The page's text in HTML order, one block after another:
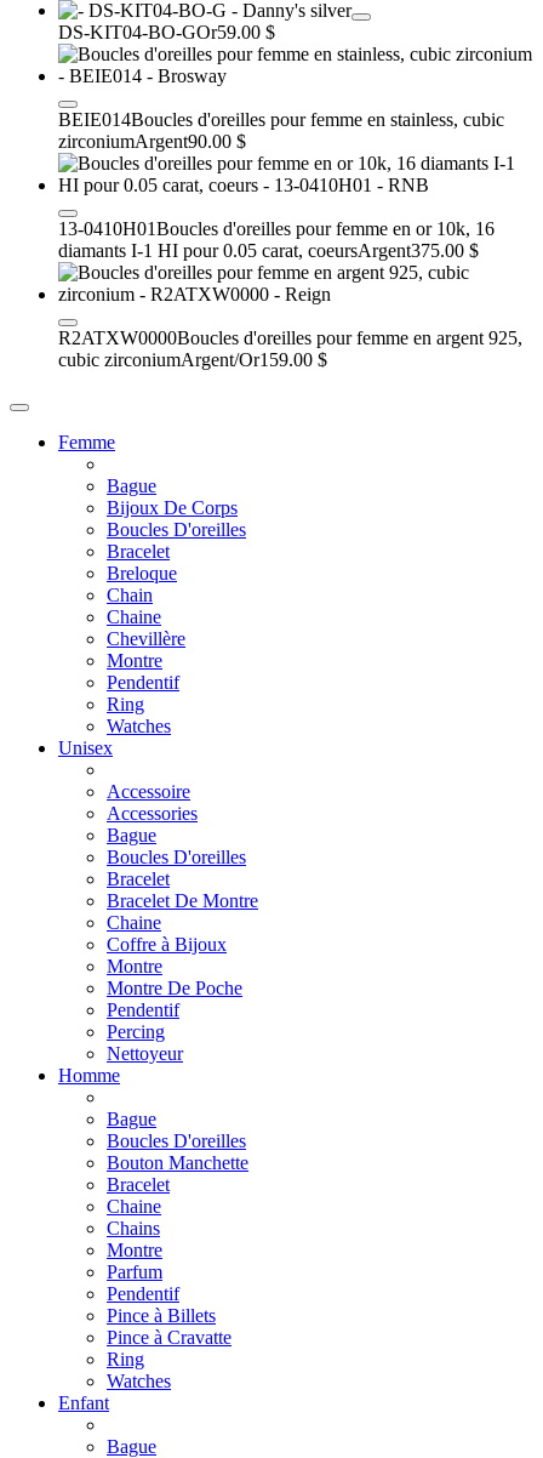
DS-KIT04-BO-GOr59.00 $
BEIE014Boucles d'oreilles pour femme en stainless, cubic
zirconiumArgent90.00 $
13-0410H01Boucles d'oreilles pour femme en or 10k, 16
diamants I-1 HI pour 0.05 carat, coeursArgent375.00 $
R2ATXW0000Boucles d'oreilles pour femme en argent 925,
cubic zirconiumArgent/Or159.00 $
Femme
Bague
Bijoux De Corps
Boucles D'oreilles
Bracelet
Breloque
Chain
Chaine
Chevillère
Montre
Pendentif
Ring
Watches
Unisex
Accessoire
Accessories
Bague
Boucles D'oreilles
Bracelet
Bracelet De Montre
Chaine
Coffre à Bijoux
Montre
Montre De Poche
Pendentif
Percing
Nettoyeur
Homme
Bague
Boucles D'oreilles
Bouton Manchette
Bracelet
Chaine
Chains
Montre
Parfum
Pendentif
Pince à Billets
Pince à Cravatte
Ring
Watches
Enfant
Bague